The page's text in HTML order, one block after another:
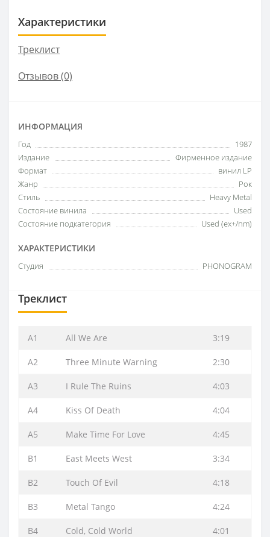
Характеристики
Треклист
Отзывов (0)
ИНФОРМАЦИЯ
Год
1987
Издание
Фирменное издание
Формат
винил LP
Жанр
Рок
Стиль
Heavy Metal
Состояние винила
Used
Состояние подкатегория
Used (ex+/nm)
ХАРАКТЕРИСТИКИ
Студия PHONOGRAM
Треклист
A1 All We Are 3:19
A2 Three Minute Warning 2:30
A3 I Rule The Ruins 4:03
A4 Kiss Of Death 4:04
A5 Make Time For Love 4:45
B1 East Meets West 3:34
B2 Touch Of Evil 4:18
B3 Metal Tango 4:24
B4 Cold, Cold World 4:01